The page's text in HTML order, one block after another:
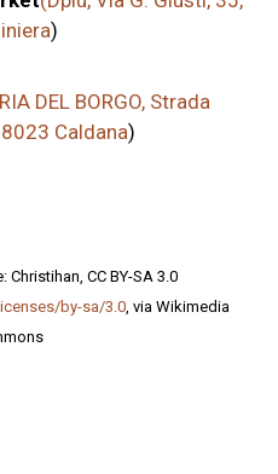
)
DEL BORGO, Strada
Caldana)
CC BY-SA 3.0
by-sa/3.0, via Wikimedia